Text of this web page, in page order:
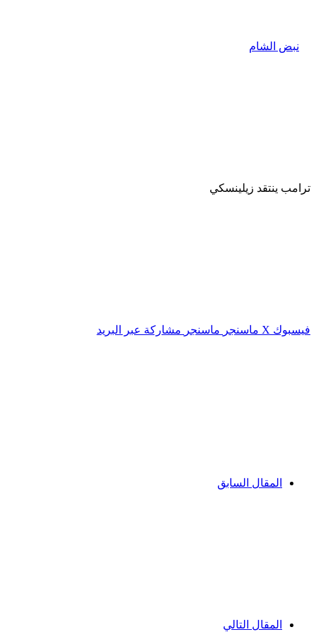
ترامب ينتقد زيلينسكي
فيسبوك ‫X ماسنجر ماسنجر مشاركة عبر البريد
المقال السابق
المقال التالي